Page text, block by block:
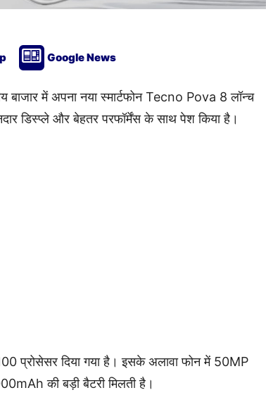
Google News
बाजार में अपना नया स्मार्टफोन Tecno Pova 8 लॉन्च
डिस्प्ले और बेहतर परफॉर्मेंस के साथ पेश किया है।
दिया गया है। इसके अलावा फोन में 50MP
की बड़ी बैटरी मिलती है।